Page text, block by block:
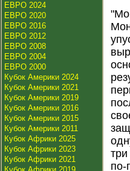
ЕВРО 2024
ЕВРО 2020
ЕВРО 2016
ЕВРО 2012
ЕВРО 2008
ЕВРО 2004
ЕВРО 2000
Кубок Америки 2024
Кубок Америки 2021
Кубок Америки 2019
Кубок Америки 2016
Кубок Америки 2015
Кубок Америки 2011
Кубок Африки 2025
Кубок Африки 2023
Кубок Африки 2021
по-